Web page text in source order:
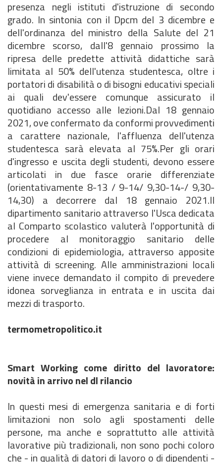
presenza negli istituti d'istruzione di secondo
grado. In sintonia con il Dpcm del 3 dicembre e
dell'ordinanza del ministro della Salute del 21
dicembre scorso, dall'8 gennaio prossimo la
ripresa delle predette attività didattiche sarà
limitata al 50% dell'utenza studentesca, oltre i
portatori di disabilità o di bisogni educativi speciali
ai quali dev'essere comunque assicurato il
quotidiano accesso alle lezioni.Dal 18 gennaio
2021, ove confermato da conformi provvedimenti
a carattere nazionale, l'affluenza dell'utenza
studentesca sarà elevata al 75%.Per gli orari
d'ingresso e uscita degli studenti, devono essere
articolati in due fasce orarie differenziate
(orientativamente 8-13 / 9-14/ 9,30-14-/ 9,30-
14,30) a decorrere dal 18 gennaio 2021.Il
dipartimento sanitario attraverso l'Usca dedicata
al Comparto scolastico valuterà l'opportunità di
procedere al monitoraggio sanitario delle
condizioni di epidemiologia, attraverso apposite
attività di screening. Alle amministrazioni locali
viene invece demandato il compito di prevedere
idonea sorveglianza in entrata e in uscita dai
mezzi di trasporto.
termometropolitico.it
Smart Working come diritto del lavoratore:
novità in arrivo nel dl rilancio
In questi mesi di emergenza sanitaria e di forti
limitazioni non solo agli spostamenti delle
persone, ma anche e soprattutto alle attività
lavorative più tradizionali, non sono pochi coloro
che - in qualità di datori di lavoro o di dipendenti -